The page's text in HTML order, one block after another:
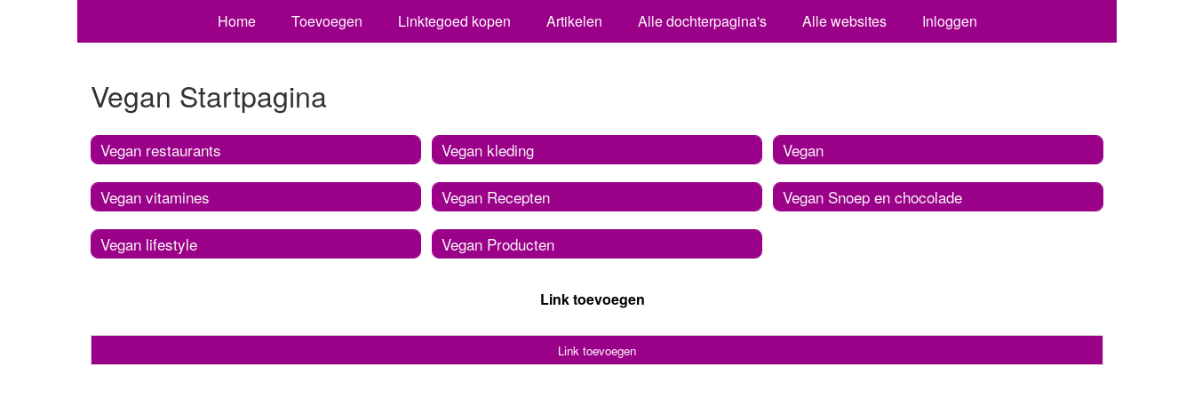
Home Toevoegen Linktegoed kopen Artikelen Alle dochterpagina's Alle websites Inloggen
Vegan Startpagina
Vegan restaurants
Vegan vitamines
Vegan lifestyle
Vegan kleding
Vegan Recepten
Vegan Producten
Vegan
Vegan Snoep en chocolade
Link toevoegen
Link toevoegen